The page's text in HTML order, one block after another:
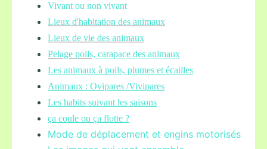
Vivant ou non vivant
Lieux d'habitation des animaux
Lieux de vie des animaux
Pelage poils, carapace des animaux
Les animaux à poils, plumes et écailles
Animaux : Ovipares /Vivipares
Les habits suivant les saisons
ça coule ou ça flotte ?
Mode de déplacement et engins motorisés